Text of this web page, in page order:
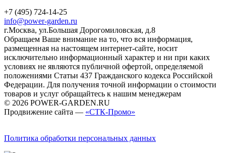
+7 (495) 724-14-25
info@power-garden.ru
г.Москва, ул.Большая Дорогомиловская, д.8
Обращаем Ваше внимание на то, что вся информация,
размещенная на настоящем интернет-сайте, носит
исключительно информационный характер и ни при каких
условиях не являются публичной офертой, определяемой
положениями Статьи 437 Гражданского кодекса Российской
Федерации. Для получения точной информации о стоимости
товаров и услуг обращайтесь к нашим менеджерам
© 2026 POWER-GARDEN.RU
Продвижение сайта — «СТК-Промо»
Политика обработки персональных данных